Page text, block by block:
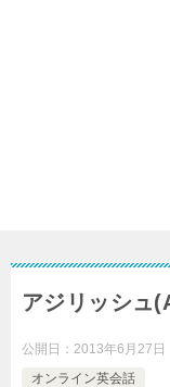
アジリッシュ
公開日： 2013年6月27日
オンライン英会話